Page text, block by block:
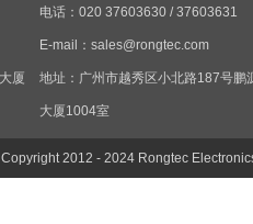
厦
电话：020 37603630 / 37603631
E-mail： sales@rongtec.com
地址：广州市越秀区小北路187号鹏
大厦1004室
Copyright 2012 - 2024 Rongtec